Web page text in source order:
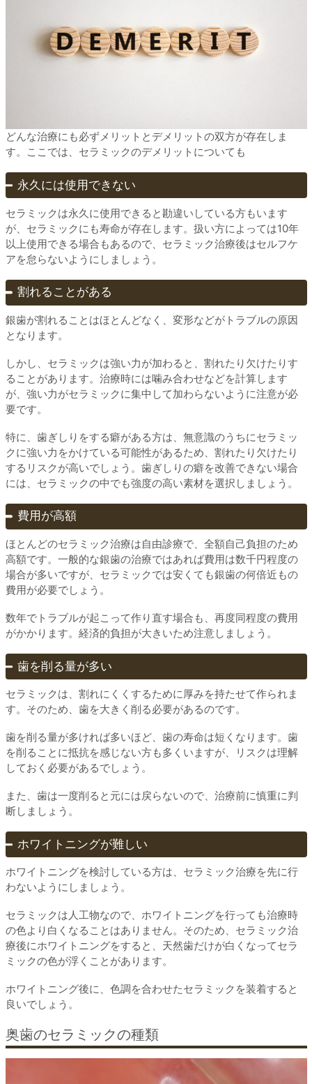
どんな治療にも必ずメリットとデメリットの双方が存在しま
す。ここでは、セラミックのデメリットについても
永久には使用できない
セラミックは永久に使用できると勘違いしている方もいます
が、セラミックにも寿命が存在します。扱い方によっては10年
以上使用できる場合もあるので、セラミック治療後はセルフケ
アを怠らないようにしましょう。
割れることがある
銀歯が割れることはほとんどなく、変形などがトラブルの原因
となります。
しかし、セラミックは強い力が加わると、割れたり欠けたりす
ることがあります。治療時には噛み合わせなどを計算します
が、強い力がセラミックに集中して加わらないように注意が必
要です。
特に、歯ぎしりをする癖がある方は、無意識のうちにセラミッ
クに強い力をかけている可能性があるため、割れたり欠けたり
するリスクが高いでしょう。歯ぎしりの癖を改善できない場合
には、セラミックの中でも強度の高い素材を選択しましょう。
費用が高額
ほとんどのセラミック治療は自由診療で、全額自己負担のため
高額です。一般的な銀歯の治療ではあれば費用は数千円程度の
場合が多いですが、セラミックでは安くても銀歯の何倍近もの
費用が必要でしょう。
数年でトラブルが起こって作り直す場合も、再度同程度の費用
がかかります。経済的負担が大きいため注意しましょう。
歯を削る量が多い
セラミックは、割れにくくするために厚みを持たせて作られま
す。そのため、歯を大きく削る必要があるのです。
歯を削る量が多ければ多いほど、歯の寿命は短くなります。歯
を削ることに抵抗を感じない方も多くいますが、リスクは理解
しておく必要があるでしょう。
また、歯は一度削ると元には戻らないので、治療前に慎重に判
断しましょう。
ホワイトニングが難しい
ホワイトニングを検討している方は、セラミック治療を先に行
わないようにしましょう。
セラミックは人工物なので、ホワイトニングを行っても治療時
の色より白くなることはありません。そのため、セラミック治
療後にホワイトニングをすると、天然歯だけが白くなってセラ
ミックの色が浮くことがあります。
ホワイトニング後に、色調を合わせたセラミックを装着すると
良いでしょう。
奥歯のセラミックの種類